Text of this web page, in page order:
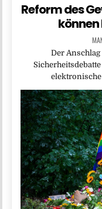
Reform des
können
Der